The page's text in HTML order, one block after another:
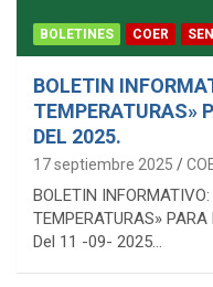
BOLETINES COER
BOLETIN
TEMPERATURAS»
DEL 2025.
17 septiembre 2025
BOLETIN
TEMPERATURAS»
Del 11 -09- 2025…